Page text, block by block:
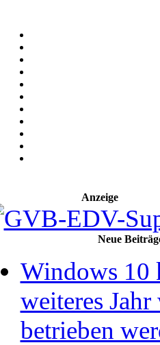
Anzeige
Neue
Windows 10
weiteres Jahr
betrieben